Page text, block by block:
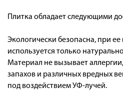
Плитка обладает следующими
Экологически безопасна, при ее
используется только
Материал не вызывает
запахов и различных вредных
под воздействием УФ-лучей.